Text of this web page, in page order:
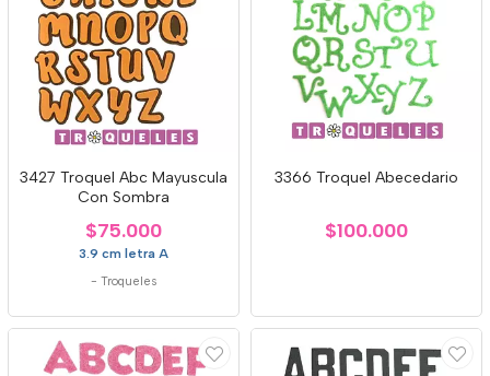
3427 Troquel Abc Mayuscula
Con Sombra
$75.000
3.9 cm letra A
- Troqueles
3366 Troquel Abecedario
$100.000